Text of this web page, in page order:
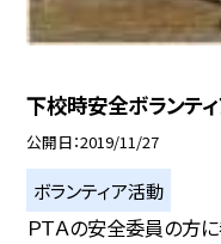
下校時安全ボランテ
公開日 2019/11/27
ボランティア活動
ＰＴＡの安全委員の方